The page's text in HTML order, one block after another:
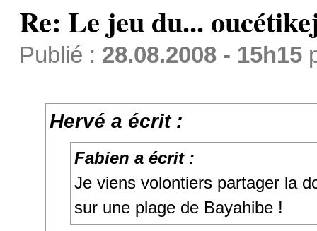
Re: Le jeu du...
Publié : 28.08.2008 - 15h15
Hervé a écrit :
Fabien a écrit :
Je viens volontiers partager la
sur une plage de Bayahibe !